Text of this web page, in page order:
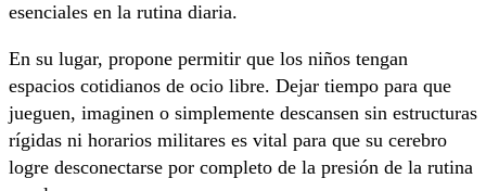
esenciales en la rutina diaria.
En su lugar, propone permitir que los niños tengan
espacios cotidianos de ocio libre. Dejar tiempo para que
jueguen, imaginen o simplemente descansen sin estructuras
rígidas ni horarios militares es vital para que su cerebro
logre desconectarse por completo de la presión de la rutina